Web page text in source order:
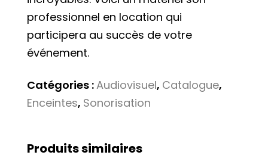
professionnel en location qui
participera au succès de votre
événement.
Catégories :Audiovisuel, Catalogue,
Enceintes, Sonorisation
Produits similaires